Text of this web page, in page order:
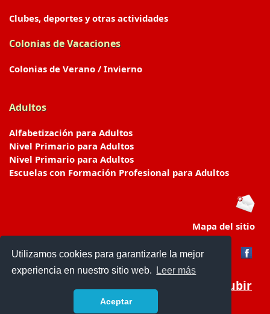
Utilizamos cookies para garantizarle la mejor
experiencia en nuestro sitio web.
Leer más
Aceptar
Clubes, deportes y otras actividades
Colonias de Vacaciones
Colonias de Verano / Invierno
Adultos
Alfabetización para Adultos
Nivel Primario para Adultos
Nivel Primario para Adultos
Escuelas con Formación Profesional para Adultos
Mapa del sitio
Subir